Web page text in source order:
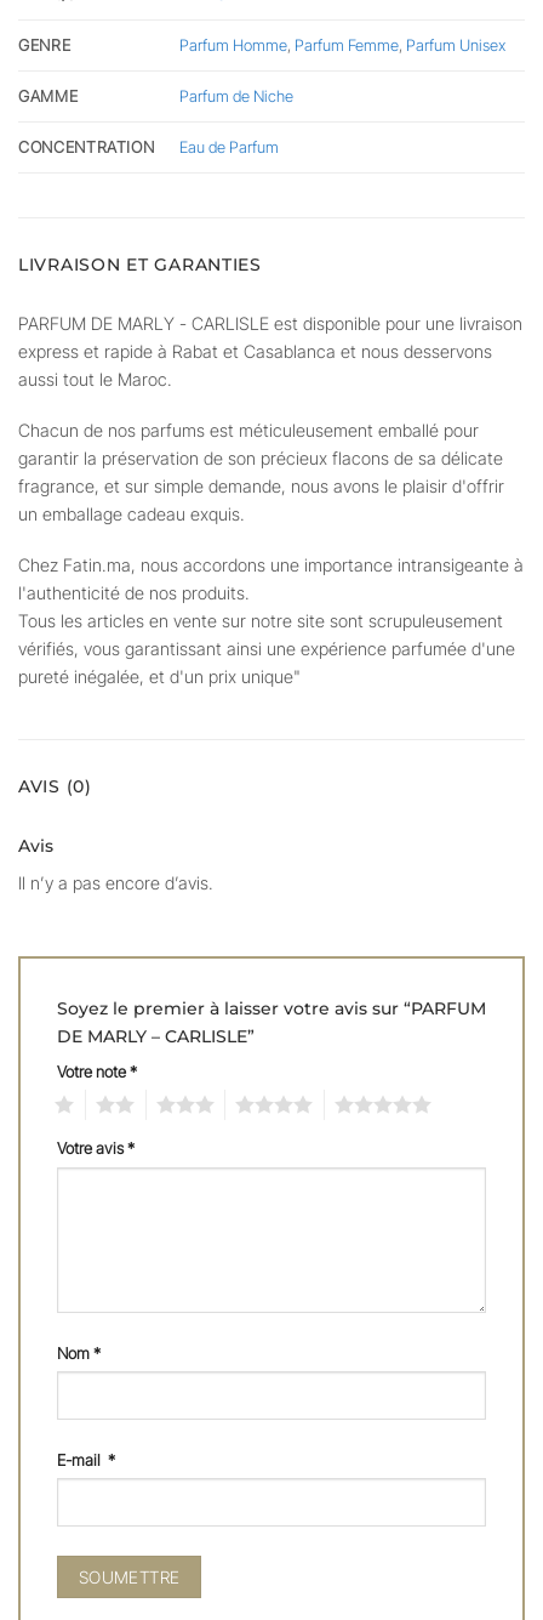
GENRE Parfum Homme, Parfum Femme, Parfum Unisex
GAMME Parfum de Niche
CONCENTRATION Eau de Parfum
LIVRAISON ET GARANTIES
PARFUM DE MARLY - CARLISLE est disponible pour une livraison
express et rapide à Rabat et Casablanca et nous desservons
aussi tout le Maroc.
Chacun de nos parfums est méticuleusement emballé pour
garantir la préservation de son précieux flacons de sa délicate
fragrance, et sur simple demande, nous avons le plaisir d'offrir
un emballage cadeau exquis.
Chez Fatin.ma, nous accordons une importance intransigeante à
l'authenticité de nos produits.
Tous les articles en vente sur notre site sont scrupuleusement
vérifiés, vous garantissant ainsi une expérience parfumée d'une
pureté inégalée, et d'un prix unique"
AVIS (0)
Avis
Il n’y a pas encore d’avis.
Soyez le premier à laisser votre avis sur “PARFUM
DE MARLY – CARLISLE”
Votre note*
Votre avis*
Nom*
E-mail *